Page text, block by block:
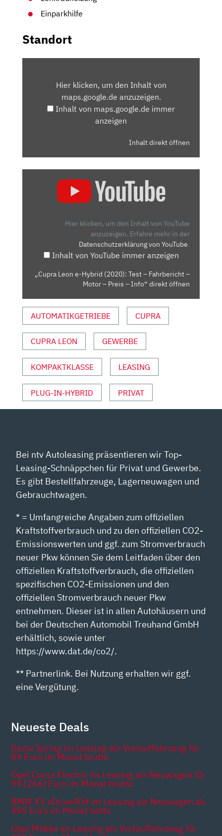
Einparkhilfe
Standort
MAPS.GOOGLE.DEHier klicken, um den Inhalt von
maps.google.de anzuzeigen.
Inhalt von maps.google.de immer
anzeigen
Inhalt direkt öffnen
FAHRBERICHT
MOTOR
PREIS
VON
YOUTUBE
ANZEIGEN
Hier klicken, um den Inhalt von YouTube
anzuzeigen. Erfahre mehr in der
Datenschutzerklärung von YouTube.
Inhalt von YouTube immer anzeigen
„Cupra Leon e-Hybrid (2020): Test – Fahrbericht –
Motor – Preis – Info“ direkt öffnen
AUTOMATIKGETRIEBE CUPRA
CUPRA LEON GEWERBE
KOMPAKTKLASSE LEASING
PLUG-IN-HYBRID PRIVAT
Bei ntv Autoleasing präsentieren wir Top-
Leasing-Schnäppchen für Privat und Gewerbe.
Es gibt Bestellfahrzeuge, Lagerneuwagen und
Gebrauchtwagen.
* = Umfangreiche Angaben zum offiziellen
Kraftstoffverbrauch und zu den offiziellen CO2-
Emissionswerten und ggf. zum Stromverbrauch
neuer Pkw können Sie dem Leitfaden über den
offiziellen Kraftstoffverbrauch, die offiziellen
spezifischen CO2-Emissionen und den
offiziellen Stromverbrauch neuer Pkw
entnehmen. Dieser ist in allen Autohäusern und
bei der Deutschen Automobil Treuhand GmbH
erhältlich, sowie unter
https://www.dat.de/co2/.
** Partnerlink. Bei Nutzung erhalten wir ggf.
eine Vergütung.
Neueste Deals
Dacia Spring im Leasing als Vorlauffahrzeug für
89 Euro im Monat brutto
Opel Corsa Electric im Leasing als Neuwagen für
99 [266] Euro im Monat brutto
BMW X3 xDrive40d im Leasing als Neuwagen ab
485 Euro im Monat netto
Opel Mokka im Leasing als Vorlauffahrzeug für